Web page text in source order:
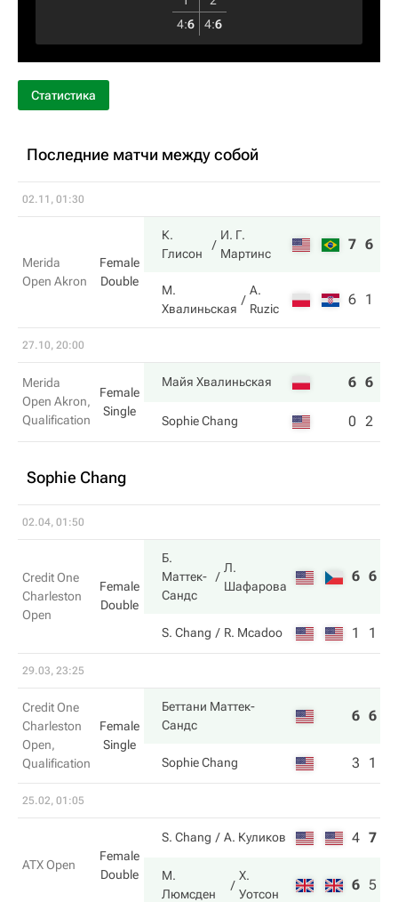
4:6 4:6
Статистика
Последние матчи между собой
02.11, 01:30
Merida
Open Akron
Female
Double
К.
Глисон
И. Г.
Мартинс
7 6
М.
Хвалиньская
A.
Ruzic
6 1
27.10, 20:00
Merida
Open Akron,
Qualification
Female
Single
Майя Хвалиньская 6 6
Sophie Chang 0 2
Sophie Chang
02.04, 01:50
Credit One
Charleston
Open
Female
Double
Б.
Маттек-
Сандс
Л.
Шафарова
6 6
S. Chang R. Mcadoo 1 1
29.03, 23:25
Credit One
Charleston
Open,
Qualification
Female
Single
Беттани Маттек-
Сандс
6 6
Sophie Chang 3 1
25.02, 01:05
ATX Open
Female
Double
S. Chang А. Куликов 4 7
М.
Люмсден
Х.
Уотсон
6 5